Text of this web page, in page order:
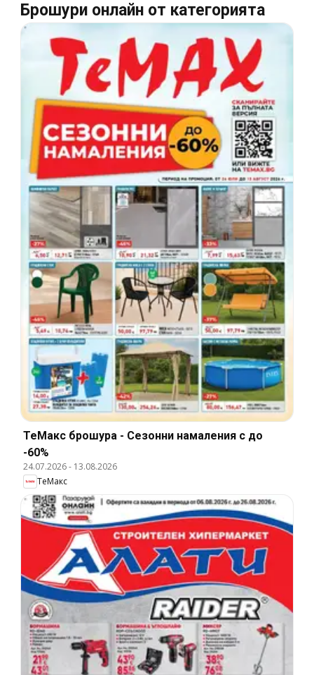
Брошури онлайн от категорията
ТеMакс брошура - Сезонни намаления с до
-60%
24.07.2026- 13.08.2026
ТеMакс